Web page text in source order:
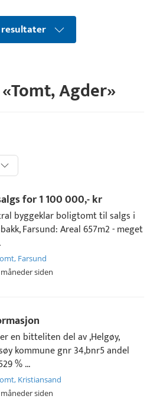
Tomt,Agder»
for1 100 000,- kr
byggeklar boligtomt til salgs i
Farsund: Areal 657m2 - meget
Farsund
siden
en bitteliten del av ,Helgøy,
kommune gnr 34,bnr5 andel
% ...
Kristiansand
siden